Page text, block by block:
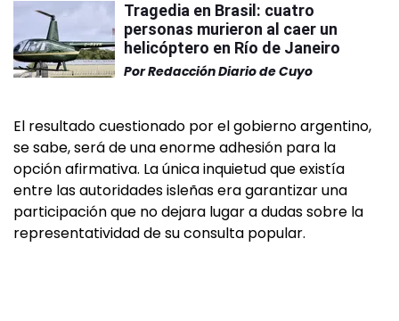
Tragedia en Brasil: cuatro
personas murieron al caer un
helicóptero en Río de Janeiro
PorRedacción Diario de Cuyo
El resultado cuestionado por el gobierno argentino,
se sabe, será de una enorme adhesión para la
opción afirmativa. La única inquietud que existía
entre las autoridades isleñas era garantizar una
participación que no dejara lugar a dudas sobre la
representatividad de su consulta popular.